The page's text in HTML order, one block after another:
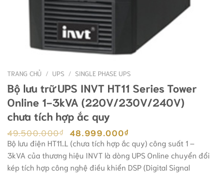
TRANG CHỦ / UPS / SINGLE PHASE UPS
Bộ lưu trữ UPS INVT HT11 Series Tower
Online 1-3kVA (220V/230V/240V)
chưa tích hợp ắc quy
49.500.000₫ Giá
gốc
là:
49.500.000₫.
48.999.000₫
hiện
tại
là:
48.999.000₫.
Bộ lưu điện HT11..L (chưa tích hợp ắc quy) công suất 1 –
3kVA của thương hiệu INVT là dòng UPS Online chuyển đổi
kép tích hợp công nghệ điều khiển DSP (Digital Signal